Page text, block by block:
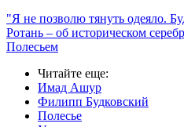
"Я не позволю тянуть одеяло.
Ротань – об историческом
Полесьем
Читайте еще:
Имад Ашур
Филипп Будковский
Полесье